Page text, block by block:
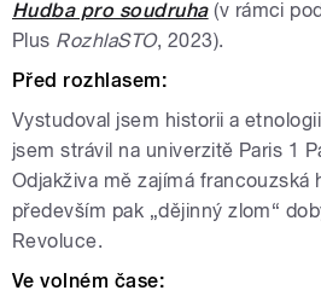
Hudba pro soudruha(v rámci
Plus RozhlaSTO, 2023).
Před rozhlasem:
Vystudoval jsem historii a
jsem strávil na univerzitě Paris 1
Odjakživa mě zajímá francouzská
především pak „dějinný zlom“
Revoluce.
Ve volném čase: